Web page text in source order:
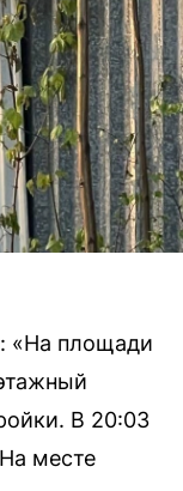
«На площади
В 20:03
месте